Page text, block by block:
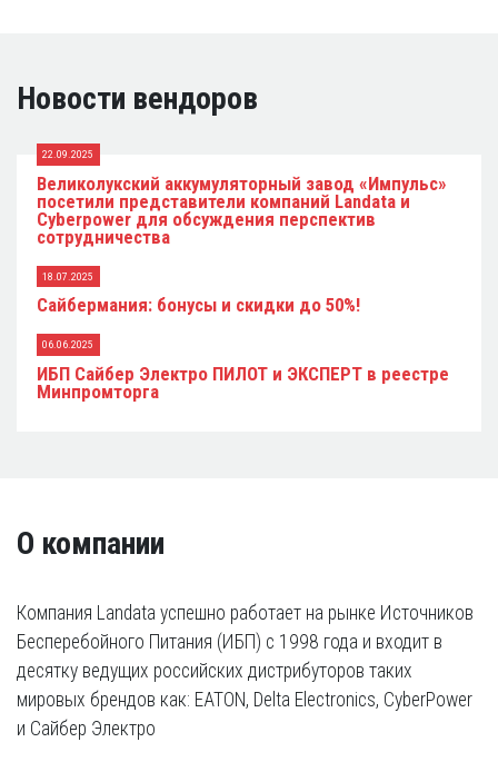
Новости вендоров
22.09.2025
Великолукский аккумуляторный завод «Импульс»
посетили представители компаний Landata и
Cyberpower для обсуждения перспектив
сотрудничества
18.07.2025
Сайбермания: бонусы и скидки до 50%!
06.06.2025
ИБП Сайбер Электро ПИЛОТ и ЭКСПЕРТ в реестре
Минпромторга
О компании
Компания Landata успешно работает на рынке Источников
Бесперебойного Питания (ИБП) с 1998 года и входит в
десятку ведущих российских дистрибуторов таких
мировых брендов как: EATON, Delta Electronics, CyberPower
и Сайбер Электро